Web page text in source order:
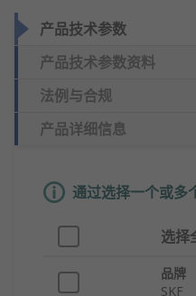
产品技术参数
产品技术参数资料
法例与合规
产品详细信息
通过选择一个或多
选择
品牌
SKF